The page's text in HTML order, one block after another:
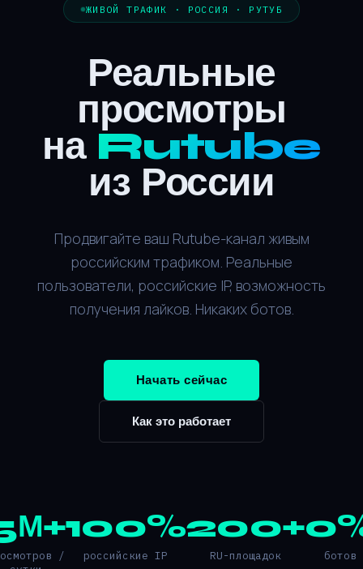
ЖИВОЙ ТРАФИК · РОССИЯ · РУТУБ
Реальные
просмотры
на Rutube
из России
Продвигайте ваш Rutube-канал живым
российским трафиком. Реальные
пользователи, российские IP, возможность
получения лайков. Никаких ботов.
Начать сейчас
Как это работает
/
100%
российские IP
200+
RU-площадок ботов